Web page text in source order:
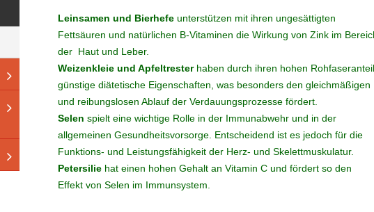
Leinsamen und Bierhefe unterstützen mit ihren ungesättigten
Fettsäuren und natürlichen B-Vitaminen die Wirkung von Zink im
der Haut und Leber.
Weizenkleie und Apfeltrester haben durch ihren hohen
günstige diätetische Eigenschaften, was besonders den gleichmäßigen
und reibungslosen Ablauf der Verdauungsprozesse fördert.
Selen spielt eine wichtige Rolle in der Immunabwehr und in der
allgemeinen Gesundheitsvorsorge. Entscheidend ist es jedoch für die
Funktions- und Leistungsfähigkeit der Herz- und Skelettmuskulatur.
Petersilie hat einen hohen Gehalt an Vitamin C und fördert so den
Effekt von Selen im Immunsystem.